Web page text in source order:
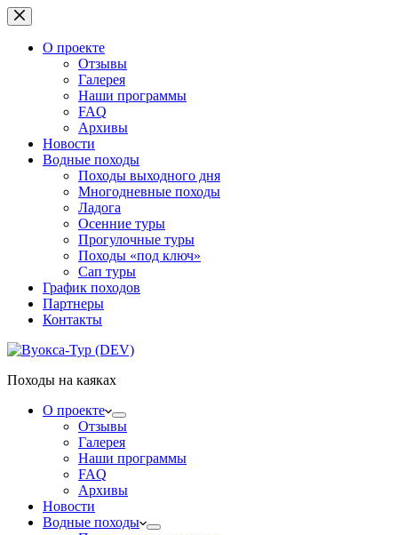
Перейти
к
сути
О проекте
Отзывы
Галерея
Наши программы
FAQ
Архивы
Новости
Водные походы
Походы выходного дня
Многодневные походы
Ладога
Осенние туры
Прогулочные туры
Походы «под ключ»
Сап туры
График походов
Партнеры
Контакты
Походы на каяках
О проекте
Отзывы
Галерея
Наши программы
FAQ
Архивы
Новости
Водные походы